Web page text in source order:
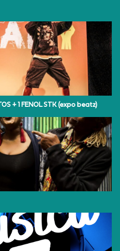
a
m
+ 1 FENOL STK (expo beatz)